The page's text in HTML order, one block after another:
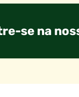
se na